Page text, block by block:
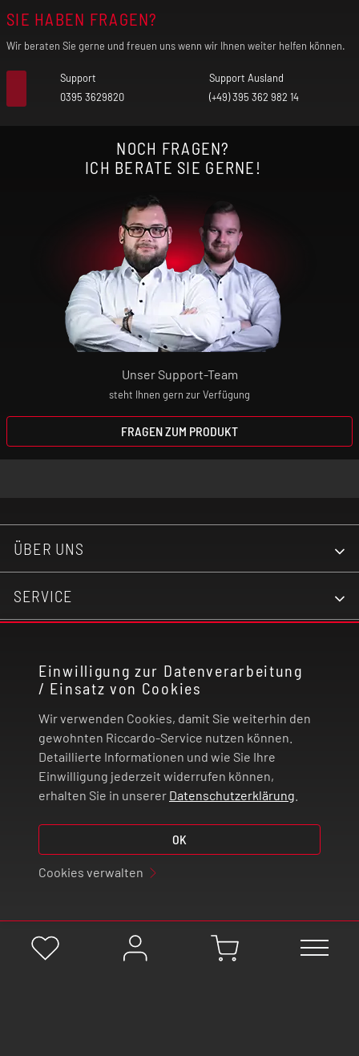
Einwilligung zur Datenverarbeitung
/ Einsatz von Cookies
Wir verwenden Cookies, damit Sie weiterhin den
gewohnten Riccardo-Service nutzen können.
Detaillierte Informationen und wie Sie Ihre
Einwilligung jederzeit widerrufen können,
erhalten Sie in unserer Datenschutzerklärung
OK
Cookies verwalten
SIE HABEN FRAGEN?
Wir beraten Sie gerne und freuen uns wenn wir Ihnen weiter helfen können.
Support
0395 3629820
Support Ausland
(+49) 395 362 982 14
NOCH FRAGEN?
ICH BERATE SIE GERNE!
Unser Support-Team
steht Ihnen gern zur Verfügung
FRAGEN ZUM PRODUKT
ÜBER UNS
SERVICE
RECHTLICHES
ZAHLUNG UND VERSAND
VERTRAG WIDERRUFEN
© 2026 | Riccardo Onlinestore GmbH